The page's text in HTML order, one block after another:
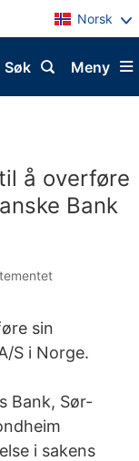
Norsk
Meny
Søk
å overføre
Bank
sin
S i Norge.
Bank, Sør-
i sakens